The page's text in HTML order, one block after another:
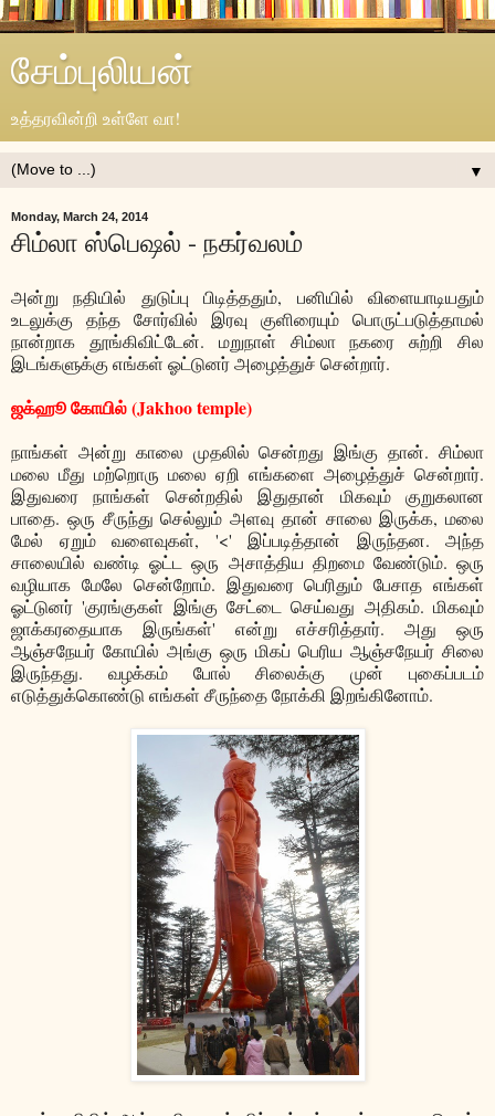
சேம்புலியன்
உத்தரவின்றி உள்ளே வா!
▼
Monday, March 24, 2014
சிம்லா ஸ்பெஷல் - நகர்வலம்
அன்று நதியில் துடுப்பு பிடித்ததும், பனியில் விளையாடியதும்
உடலுக்கு தந்த சோர்வில் இரவு குளிரையும் பொருட்படுத்தாமல்
நான்றாக தூங்கிவிட்டேன். மறுநாள் சிம்லா நகரை சுற்றி சில
இடங்களுக்கு எங்கள் ஓட்டுனர் அழைத்துச் சென்றார்.
ஜக்ஹூ கோயில் (Jakhoo temple)
நாங்கள் அன்று காலை முதலில் சென்றது இங்கு தான். சிம்லா
மலை மீது மற்றொரு மலை ஏறி எங்களை அழைத்துச் சென்றார்.
இதுவரை நாங்கள் சென்றதில் இதுதான் மிகவும் குறுகலான
பாதை. ஒரு சீருந்து செல்லும் அளவு தான் சாலை இருக்க, மலை
மேல் ஏறும் வளைவுகள், '<' இப்படித்தான் இருந்தன. அந்த
சாலையில் வண்டி ஓட்ட ஒரு அசாத்திய திறமை வேண்டும். ஒரு
வழியாக மேலே சென்றோம். இதுவரை பெரிதும் பேசாத எங்கள்
ஓட்டுனர் 'குரங்குகள் இங்கு சேட்டை செய்வது அதிகம். மிகவும்
ஜாக்கரதையாக இருங்கள்' என்று எச்சரித்தார். அது ஒரு
ஆஞ்சநேயர் கோயில் அங்கு ஒரு மிகப் பெரிய ஆஞ்சநேயர் சிலை
இருந்தது. வழக்கம் போல் சிலைக்கு முன் புகைப்படம்
எடுத்துக்கொண்டு எங்கள் சீருந்தை நோக்கி இறங்கினோம்.